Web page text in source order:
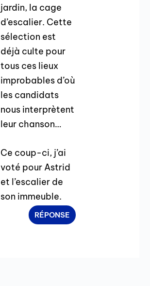
jardin, la cage
d’escalier. Cette
sélection est
déjà culte pour
tous ces lieux
improbables d’où
les candidats
nous interprètent
leur chanson…
Ce coup-ci, j’ai
voté pour Astrid
et l’escalier de
son immeuble.
RÉPONSE